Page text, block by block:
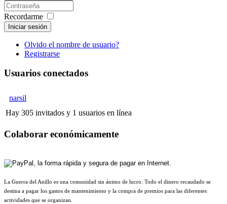
Recordarme
Iniciar sesión
Olvido el nombre de usuario?
Registrarse
Usuarios conectados
narsil
Hay 305 invitados y 1 usuarios en línea
Colaborar económicamente
La Guerra del Anillo es una comunidad sin ánimo de lucro. Todo el dinero recaudado se
destina a pagar los gastos de mantenimiento y la compra de premios para las diferentes
actividades que se organizan.